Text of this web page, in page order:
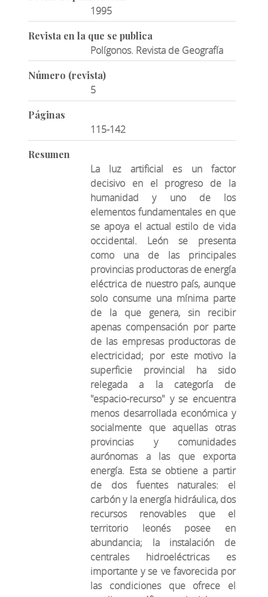
1995
Revista en la que se publica
Polígonos. Revista de Geografía
Número (revista)
5
Páginas
115-142
Resumen
La luz artificial es un factor
decisivo en el progreso de la
humanidad y uno de los
elementos fundamentales en que
se apoya el actual estilo de vida
occidental. León se presenta
como una de las principales
provincias productoras de energía
eléctrica de nuestro país, aunque
solo consume una mínima parte
de la que genera, sin recibir
apenas compensación por parte
de las empresas productoras de
electricidad; por este motivo la
superficie provincial ha sido
relegada a la categoría de
"espacio-recurso" y se encuentra
menos desarrollada económica y
socialmente que aquellas otras
provincias y comunidades
aurónomas a las que exporta
energía. Esta se obtiene a partir
de dos fuentes naturales: el
carbón y la energía hidráulica, dos
recursos renovables que el
territorio leonés posee en
abundancia; la instalación de
centrales hidroeléctricas es
importante y se ve favorecida por
las condiciones que ofrece el